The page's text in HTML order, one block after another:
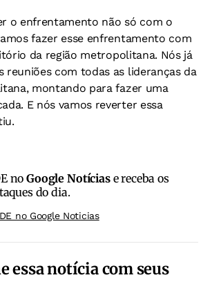
o enfrentamento não só com o
fazer esse enfrentamento com
da região metropolitana. Nós já
reuniões com todas as lideranças da
montando para fazer uma
E nós vamos reverter essa
noGoogle Notíciase receba os
do dia.
no Google Noticias
essa notícia com seus